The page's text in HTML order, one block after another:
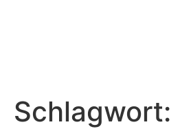
Schlagwort: